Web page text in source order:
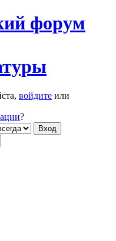
форум
войдите или
?